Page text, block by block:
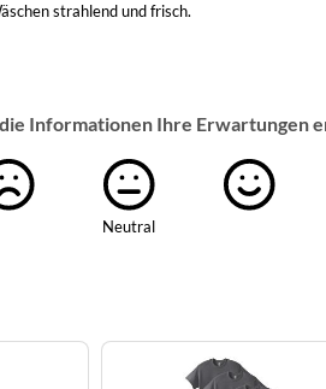
strahlend und frisch.
Informationen Ihre Erwartungen
Neutral